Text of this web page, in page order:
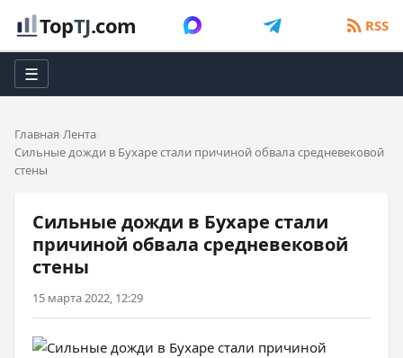
TopTJ.com RSS
☰
Главная Лента
Сильные дожди в Бухаре стали причиной обвала средневековой
стены
Сильные дожди в Бухаре стали
причиной обвала средневековой
стены
15 марта 2022, 12:29